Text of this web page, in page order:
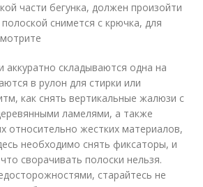
части бегунка, должен произойти
снимется с крючка, для
аккуратно складываются одна на
в рулон для стирки или
как снять вертикальные жалюзи с
ламелями, а также
относительно жестких материалов,
необходимо снять фиксаторы, и
сворачивать полоски нельзя.
старайтесь не